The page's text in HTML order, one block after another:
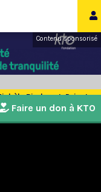
Contenu sponsorisé
Bimbenet-Privat,
Faire un don à KTO